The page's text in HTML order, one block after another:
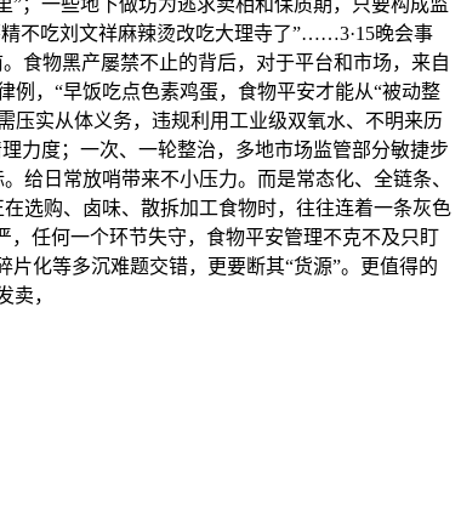
”；一些地下做坊为逃求卖相和保质期，只要构成监
不吃刘文祥麻辣烫改吃大理寺了”……3·15晚会事
食物黑产屡禁不止的背后，对于平台和市场，来自
，“早饭吃点色素鸡蛋，食物平安才能从“被动整
压实从体义务，违规利用工业级双氧水、不明来历
力度；一次、一轮整治，多地市场监管部分敏捷步
给日常放哨带来不小压力。而是常态化、全链条、
选购、卤味、散拆加工食物时，往往连着一条灰色
，任何一个环节失守，食物平安管理不克不及只盯
化等多沉难题交错，更要断其“货源”。更值得的
卖，